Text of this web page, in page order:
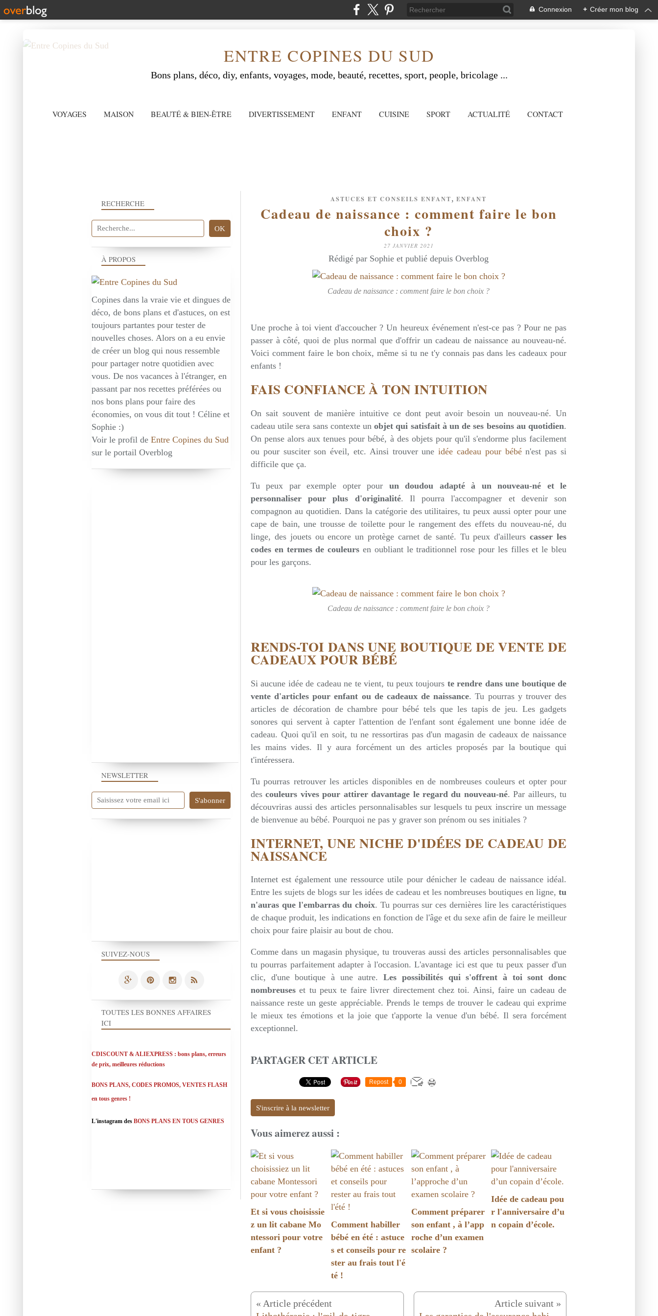
Connexion + Créer mon blog
ENTRE COPINES DU SUD
Bons plans, déco, diy, enfants, voyages, mode, beauté, recettes, sport, people, bricolage ...
VOYAGES MAISON BEAUTÉ & BIEN-ÊTRE DIVERTISSEMENT ENFANT CUISINE SPORT ACTUALITÉ CONTACT
ASTUCES ET CONSEILS ENFANT, ENFANT
Cadeau de naissance : comment faire le bon
choix ?
27 JANVIER 2021
Rédigé par Sophie et publié depuis Overblog
Cadeau de naissance : comment faire le bon choix ?
Une proche à toi vient d'accoucher ? Un heureux événement n'est-ce pas ? Pour ne pas
passer à côté, quoi de plus normal que d'offrir un cadeau de naissance au nouveau-né.
Voici comment faire le bon choix, même si tu ne t'y connais pas dans les cadeaux pour
enfants !
FAIS CONFIANCE À TON INTUITION
On sait souvent de manière intuitive ce dont peut avoir besoin un nouveau-né. Un
cadeau utile sera sans contexte unobjet qui satisfait à un de ses besoins au quotidien.
On pense alors aux tenues pour bébé, à des objets pour qu'il s'endorme plus facilement
ou pour susciter son éveil, etc. Ainsi trouver uneidée cadeau pour bébén'est pas si
difficile que ça.
Tu peux par exemple opter pour un doudou adapté à un nouveau-né et le
personnaliser pour plus d'originalité. Il pourra l'accompagner et devenir son
compagnon au quotidien. Dans la catégorie des utilitaires, tu peux aussi opter pour une
cape de bain, une trousse de toilette pour le rangement des effets du nouveau-né, du
linge, des jouets ou encore un protège carnet de santé. Tu peux d'ailleurscasser les
codes en termes de couleurs en oubliant le traditionnel rose pour les filles et le bleu
pour les garçons.
Cadeau de naissance : comment faire le bon choix ?
RENDS-TOI DANS UNE BOUTIQUE DE VENTE DE
CADEAUX POUR BÉBÉ
Si aucune idée de cadeau ne te vient, tu peux toujours te rendre dans une boutique de
vente d'articles pour enfant ou de cadeaux de naissance. Tu pourras y trouver des
articles de décoration de chambre pour bébé tels que les tapis de jeu. Les gadgets
sonores qui servent à capter l'attention de l'enfant sont également une bonne idée de
cadeau. Quoi qu'il en soit, tu ne ressortiras pas d'un magasin de cadeaux de naissance
les mains vides. Il y aura forcément un des articles proposés par la boutique qui
t'intéressera.
Tu pourras retrouver les articles disponibles en de nombreuses couleurs et opter pour
descouleurs vives pour attirer davantage le regard du nouveau-né. Par ailleurs, tu
découvriras aussi des articles personnalisables sur lesquels tu peux inscrire un message
de bienvenue au bébé. Pourquoi ne pas y graver son prénom ou ses initiales ?
INTERNET, UNE NICHE D'IDÉES DE CADEAU DE
NAISSANCE
Internet est également une ressource utile pour dénicher le cadeau de naissance idéal.
Entre les sujets de blogs sur les idées de cadeau et les nombreuses boutiques en ligne, tu
n'auras que l'embarras du choix. Tu pourras sur ces dernières lire les caractéristiques
de chaque produit, les indications en fonction de l'âge et du sexe afin de faire le meilleur
choix pour faire plaisir au bout de chou.
Comme dans un magasin physique, tu trouveras aussi des articles personnalisables que
tu pourras parfaitement adapter à l'occasion. L'avantage ici est que tu peux passer d'un
clic, d'une boutique à une autre.Les possibilités qui s'offrent à toi sont donc
nombreuses et tu peux te faire livrer directement chez toi. Ainsi, faire un cadeau de
naissance reste un geste appréciable. Prends le temps de trouver le cadeau qui exprime
le mieux tes émotions et la joie que t'apporte la venue d'un bébé. Il sera forcément
exceptionnel.
PARTAGER CET ARTICLE
Repost 0
S'inscrire à la newsletter
Vous aimerez aussi :
Et si vous choisissie
z un lit cabane Mo
ntessori pour votre
enfant ?
Comment habiller
bébé en été : astuce
s et conseils pour re
ster au frais tout l'é
té !
Comment préparer
son enfant , à l’app
roche d’un examen
scolaire ?
Idée de cadeau pou
r l'anniversaire d’u
n copain d’école.
« Article précédent
Article suivant »
NEWSLETTER
SUIVEZ-NOUS
RECHERCHE
À PROPOS
Copines dans la vraie vie et dingues de
déco, de bons plans et d'astuces, on est
toujours partantes pour tester de
nouvelles choses. Alors on a eu envie
de créer un blog qui nous ressemble
pour partager notre quotidien avec
vous. De nos vacances à l'étranger, en
passant par nos recettes préférées ou
nos bons plans pour faire des
économies, on vous dit tout ! Céline et
Sophie :)
Voir le profil de Entre Copines du Sud
sur le portail Overblog
TOUTES LES BONNES AFFAIRES
ICI
CDISCOUNT & ALIEXPRESS : bons plans, erreurs
de prix, meilleures réductions
BONS PLANS, CODES PROMOS, VENTES FLASH
en tous genres !
L'instagram des BONS PLANS EN TOUS GENRES